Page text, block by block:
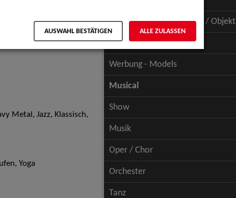
Metal, Jazz, Klassisch,
Yoga
Schauspiel - Figur / Puppe / Objekt
Werbung - Talents
Werbung - Models
Musical
Show
Musik
Oper / Chor
Orchester
Tanz
AUSWAHL BESTÄTIGEN ALLE ZULASSEN